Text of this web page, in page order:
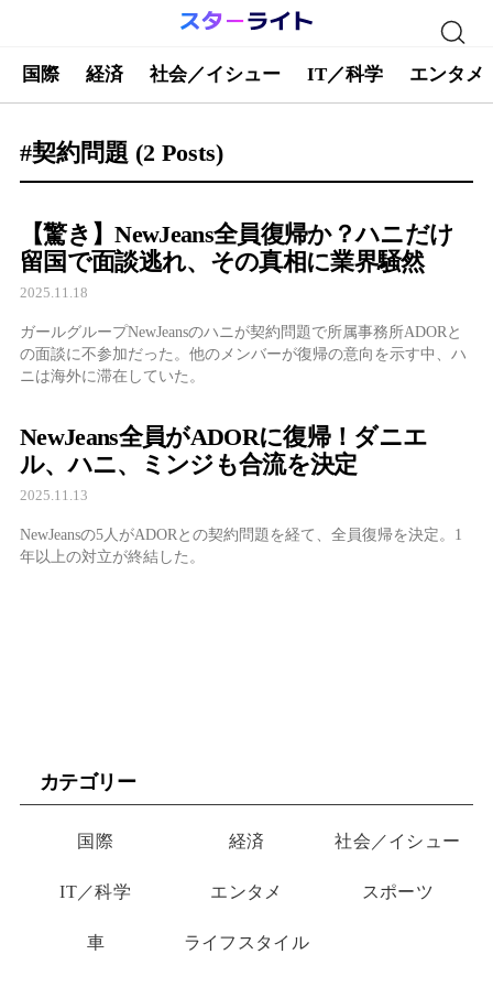
国際 経済 社会／イシュー IT／科学 エンタメ
#契約問題 (2 Posts)
【驚き】NewJeans全員復帰か？ハニだけ
留国で面談逃れ、その真相に業界騒然
2025.11.18
ガールグループNewJeansのハニが契約問題で所属事務所ADORと
の面談に不参加だった。他のメンバーが復帰の意向を示す中、ハ
ニは海外に滞在していた。
NewJeans全員がADORに復帰！ダニエ
ル、ハニ、ミンジも合流を決定
2025.11.13
NewJeansの5人がADORとの契約問題を経て、全員復帰を決定。1
年以上の対立が終結した。
カテゴリー
国際 経済 社会／イシュー
IT／科学 エンタメ スポーツ
車 ライフスタイル